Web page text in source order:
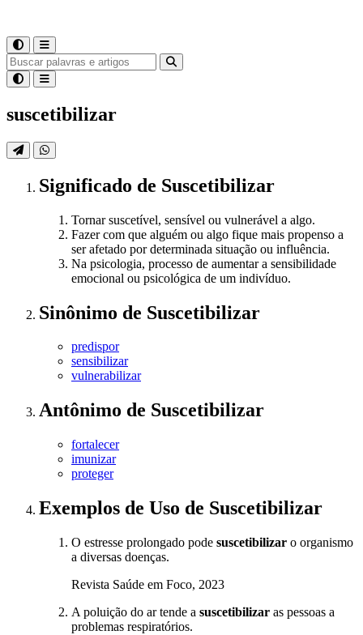
suscetibilizar
Significado de Suscetibilizar
Tornar suscetível, sensível ou vulnerável a algo.
Fazer com que alguém ou algo fique mais propenso a
ser afetado por determinada situação ou influência.
Na psicologia, processo de aumentar a sensibilidade
emocional ou psicológica de um indivíduo.
Sinônimo de Suscetibilizar
predispor
sensibilizar
vulnerabilizar
Antônimo de Suscetibilizar
fortalecer
imunizar
proteger
Exemplos de Uso de Suscetibilizar
O estresse prolongado pode suscetibilizar o organismo
a diversas doenças.
Revista Saúde em Foco, 2023
A poluição do ar tende a suscetibilizar as pessoas a
problemas respiratórios.